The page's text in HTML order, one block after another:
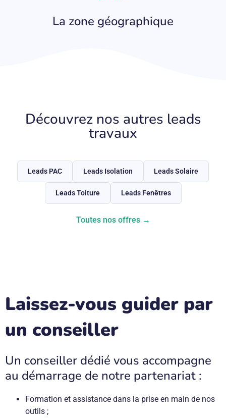
La zone géographique
Découvrez nos autres leads
travaux
Leads PAC Leads Isolation Leads Solaire
Leads Toiture Leads Fenêtres
Toutes nos offres →
Laissez-vous guider par
un conseiller
Un conseiller dédié vous accompagne
au démarrage de notre partenariat :
Formation et assistance dans la prise en main de nos
outils ;